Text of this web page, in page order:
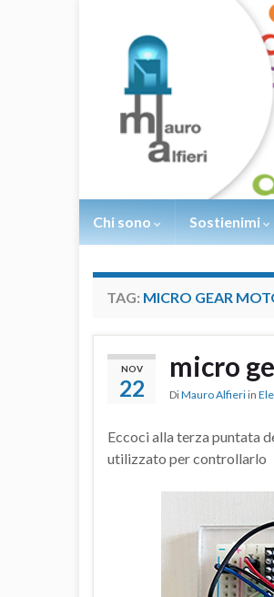
Chi sono Sostienimi
TAG: MICRO GEAR
NOV
22
micro
DiMauro Alfieri in
Eccoci alla terza puntata
utilizzato per controllarlo